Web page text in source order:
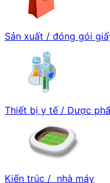
Sản xuất / đóng gói
Thiết bị y tế / Dược
Kiến trúc / nhà máy